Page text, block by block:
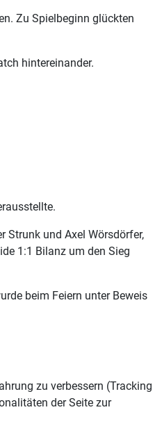
Zu Spielbeginn glückten
hintereinander.
Strunk und Axel Wörsdörfer,
1:1 Bilanz um den Sieg
beim Feiern unter Beweis
zu verbessern (Tracking
der Seite zur